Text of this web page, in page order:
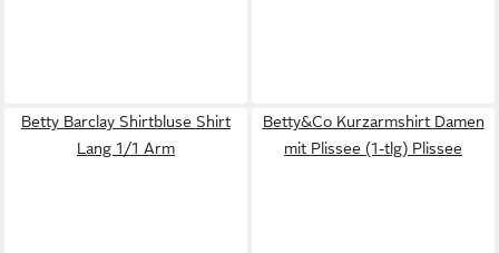
Betty Barclay Shirtbluse Shirt
Lang 1/1 Arm
Betty&Co Kurzarmshirt Damen
mit Plissee (1-tlg) Plissee